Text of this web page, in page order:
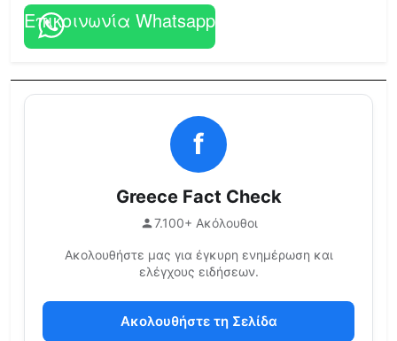
Επικοινωνία Whatsapp
f
Greece Fact Check
7.100+ Ακόλουθοι
Ακολουθήστε μας για έγκυρη ενημέρωση και
ελέγχους ειδήσεων.
Ακολουθήστε τη Σελίδα